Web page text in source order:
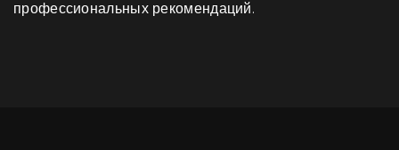
профессиональных рекомендаций.